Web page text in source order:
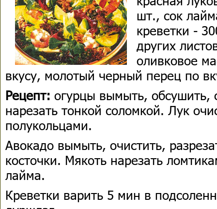
шт., сок
креветки -
других
оливковое
вкусу, молотый черный перец по
Рецепт: огурцы вымыть, обсушить,
нарезать тонкой соломкой. Лук
полукольцами.
Авокадо вымыть, очистить,
косточки. Мякоть нарезать
лайма.
Креветки варить 5 мин в